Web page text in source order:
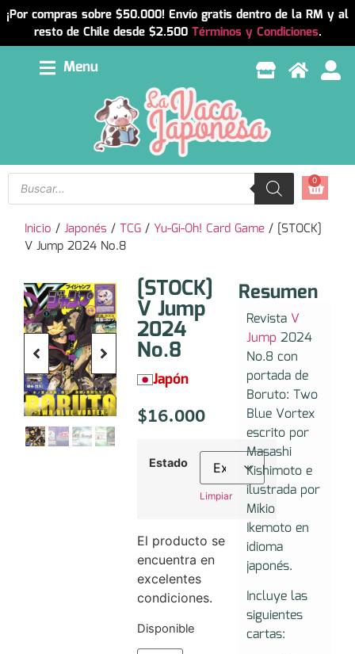
¡Por compras sobre $50.000! Envío gratis dentro de la RM y al
resto de Chile desde $2.500 Términos y Condiciones.
Menu
0
Inicio /Japonés /TCG / Yu-Gi-Oh! Card Game / [STOCK]
V Jump 2024 No.8
[STOCK]
V Jump
2024
No.8
Japón
$16.000
Estado
Limpiar
El producto se
encuentra en
excelentes
condiciones.
Disponible
Resumen
Revista V
Jump 2024
No.8 con
portada de
Boruto: Two
Blue Vortex
escrito por
Masashi
Kishimoto e
ilustrada por
Mikio
Ikemoto en
idioma
japonés.
Incluye las
siguientes
cartas: